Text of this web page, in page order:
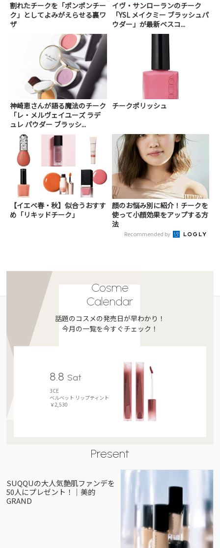
割れたチークを「ポンポンチー
ク」としてよみがえらせる裏ワ
ザ
イヴ・サンローランのチーク
「YSL メイクミー ブラッシュパ
ウダー」が最新ベスコ...
神崎恵さんが語る魔法のチーク
「レ・メルヴェイユーズ ラデ
ュレ パウダー ブラッシ...
チークポリッシュ
【イエベ春・秋】似合うおすす
め「リキッドチーク」
顔のお悩み別に紹介！チークを
使って小顔効果をアップする方
法
Recommended by
Cosme
Calendar
話題のコスメの発売日が早わかり！
今月の一覧を今すぐチェック！
8.8 Sat
3CE
ベルベット リップティント
￥2,530
Present
SUQQUの大人気艶肌ファンデを
50人にプレゼント！｜美的
GRAND